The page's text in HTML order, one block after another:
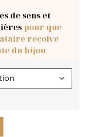
de sens et
pour que
reçoive
du bijou